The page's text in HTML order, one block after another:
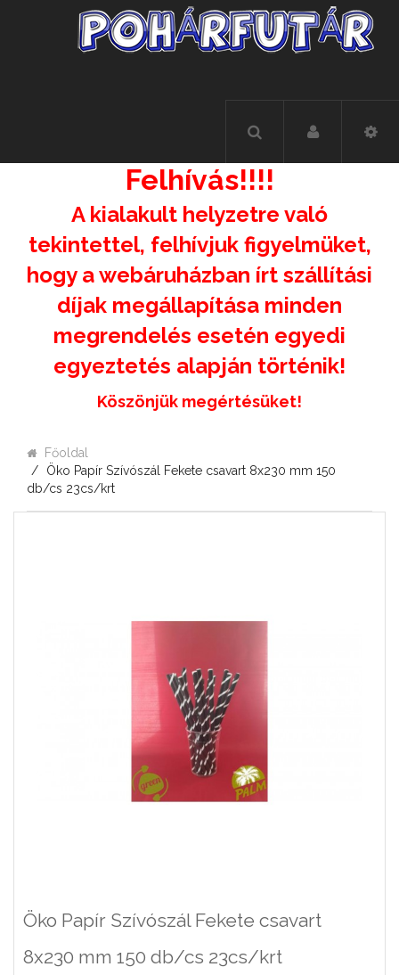
Felhívás!!!!
A kialakult helyzetre való
tekintettel, felhívjuk figyelmüket,
hogy a webáruházban írt szállítási
díjak megállapítása minden
megrendelés esetén egyedi
egyeztetés alapján történik!
Köszönjük megértésüket!
Főoldal
Öko Papír Szívószál Fekete csavart 8x230 mm 150
db/cs 23cs/krt
Öko Papír Szívószál Fekete csavart
8x230 mm 150 db/cs 23cs/krt